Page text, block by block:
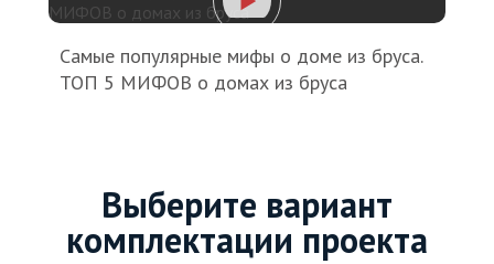
Самые популярные мифы о доме из бруса.
ТОП 5 МИФОВ о домах из бруса
Выберите вариант
комплектации проекта